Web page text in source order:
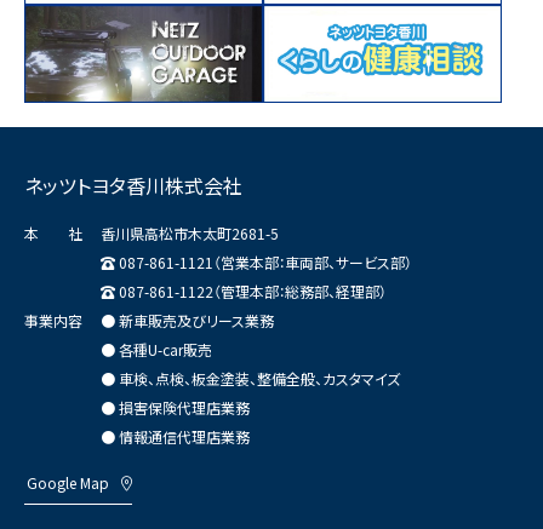
ネッツトヨタ香川株式会社
本 社
香川県高松市木太町2681-5
087-861-1121（営業本部：車両部、サービス部）
087-861-1122（管理本部：総務部、経理部）
事業内容
● 新車販売及びリース業務
● 各種U-car販売
● 車検、点検、板金塗装、整備全般、カスタマイズ
● 損害保険代理店業務
● 情報通信代理店業務
Google Map